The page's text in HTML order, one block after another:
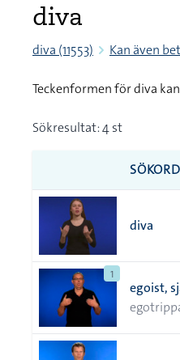
diva
diva (11553) Kan även
Teckenformen för diva
Sökresultat: 4 st
SÖKORD
diva
1
egoist,